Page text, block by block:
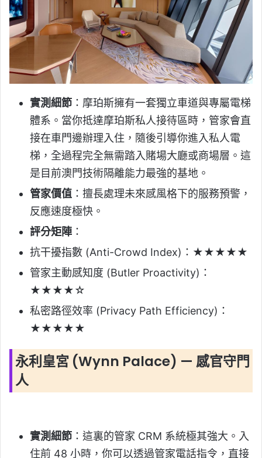
實測細節 ：摩珀斯擁有一套獨立車道與專屬電梯
體系。當你抵達摩珀斯私人接待區時，管家會直
接在車門邊辦理入住，隨後引導你進入私人電
梯，全過程完全無需踏入賭場大廳或商場層。這
是目前澳門技術隔離能力最強的基地。
管家價值 ：擅長處理未來感風格下的服務預警，
反應速度極快。
評分矩陣 ：
抗干擾指數 (Anti-Crowd Index)：★★★★★
管家主動感知度 (Butler Proactivity)：
★★★★☆
私密路徑效率 (Privacy Path Efficiency)：
★★★★★
永利皇宮 (Wynn Palace) — 感官守門
人
實測細節 ：這裏的管家 CRM 系統極其強大。入
住前 48 小時，你可以透過管家電話指令，直接